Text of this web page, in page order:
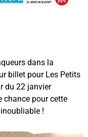
dans la
billet pour Les Petits
du 22 janvier
chance pour cette
!